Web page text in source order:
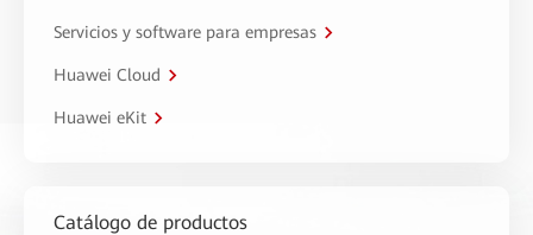
Servicios y software para empresas
Huawei Cloud
Huawei eKit
Catálogo de productos